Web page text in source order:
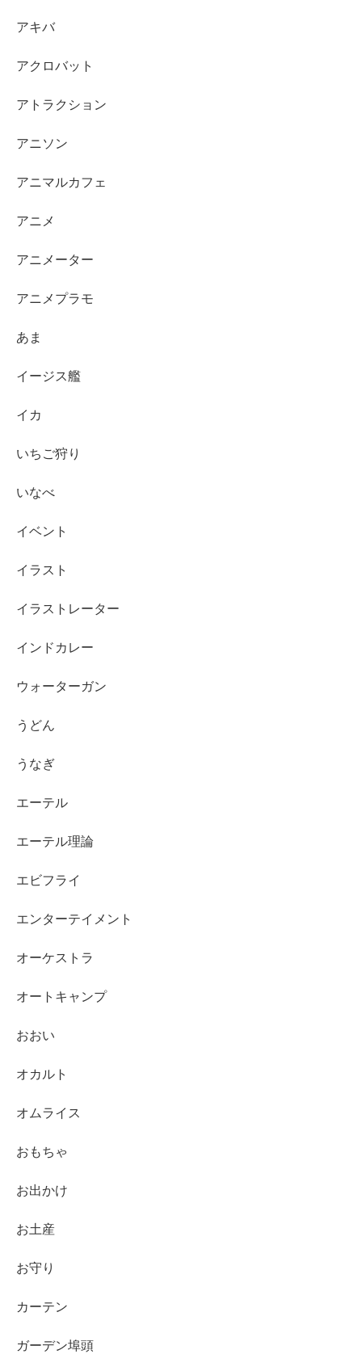
アキバ
アクロバット
アトラクション
アニソン
アニマルカフェ
アニメ
アニメーター
アニメプラモ
あま
イージス艦
イカ
いちご狩り
いなべ
イベント
イラスト
イラストレーター
インドカレー
ウォーターガン
うどん
うなぎ
エーテル
エーテル理論
エビフライ
エンターテイメント
オーケストラ
オートキャンプ
おおい
オカルト
オムライス
おもちゃ
お出かけ
お土産
お守り
カーテン
ガーデン埠頭